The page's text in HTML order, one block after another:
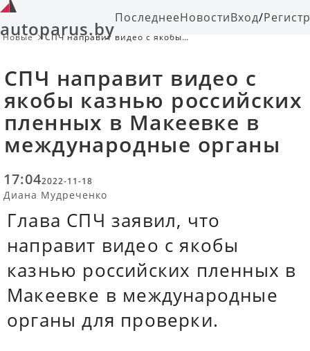
autoparus.byПоследнееНовостиВход/
Новые
СПЧ направит видео с якобы
СПЧ направит видео с
якобы казнью российских
пленных в Макеевке в
международные органы
17:042022-11-18
Диана Мудреченко
Глава СПЧ заявил, что
направит видео с якобы
казнью российских пленных в
Макеевке в международные
органы для проверки.